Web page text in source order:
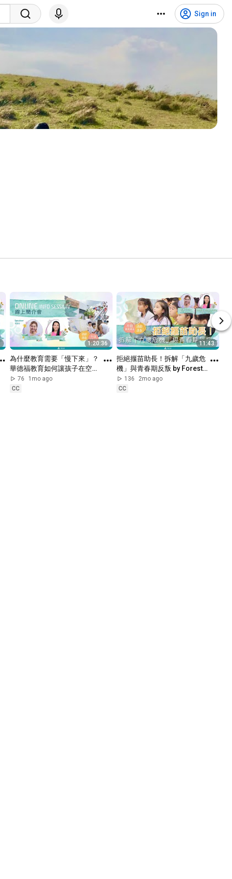
Sign in
1:20:36
為什麼教育需要「慢下來」？
華德福教育如何讓孩子在空間
與信任下蛻變成長？
76
1mo ago
CC
11:43
拒絕揠苗助長！拆解「九歲危
機」與青春期反叛 by Forest
House Waldorf School (樹宏
學校)(香港第一間註冊華德福
136
2mo ago
CC